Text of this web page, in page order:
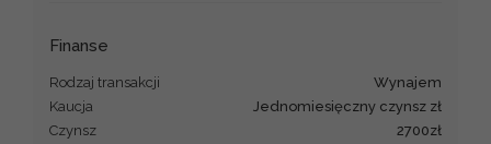
Finanse
Rodzaj transakcji
wynajem
Kaucja
Jednomiesięczny czynsz zł
Czynsz
2700zł